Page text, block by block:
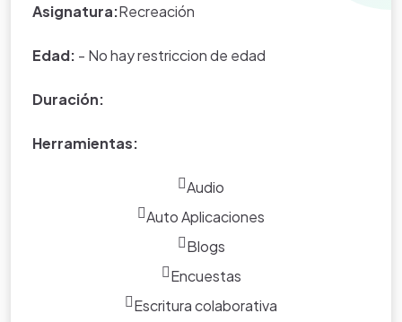
Asignatura:Recreación
Edad: - No hay restriccion de edad
Duración:
Herramientas:
Audio
Auto Aplicaciones
Blogs
Encuestas
Escritura colaborativa